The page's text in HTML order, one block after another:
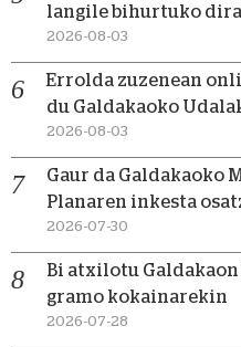
langile bihurtuko dira
2026-08-03
Errolda zuzenean
du Galdakaoko
2026-08-03
Gaur da Galdakaoko
Planaren inkesta
2026-07-30
Bi atxilotu
gramo kokainarekin
2026-07-28